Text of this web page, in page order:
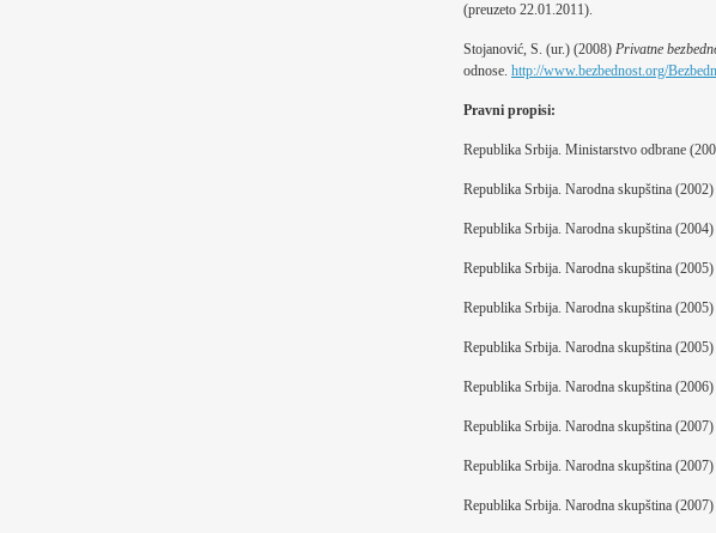
(preuzeto 22.01.2011).
Stojanović, S. (ur.) (2008) Privatne
odnose. http://www.bezbednost.org/
Pravni propisi:
Republika Srbija. Ministarstvo odbrane
Republika Srbija. Narodna skupština (2002)
Republika Srbija. Narodna skupština (2004)
Republika Srbija. Narodna skupština (2005)
Republika Srbija. Narodna skupština (2005)
Republika Srbija. Narodna skupština (2005)
Republika Srbija. Narodna skupština (2006)
Republika Srbija. Narodna skupština (2007)
Republika Srbija. Narodna skupština (2007)
Republika Srbija. Narodna skupština (2007)